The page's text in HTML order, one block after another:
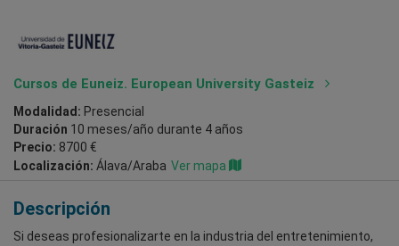
Cursos de Euneiz. European University Gasteiz
Modalidad: Presencial
Duración 10 meses/año durante 4 años
Precio: 8700 €
Localización: Álava/Araba Ver mapa
Descripción
Si deseas profesionalizarte en la industria del entretenimiento,